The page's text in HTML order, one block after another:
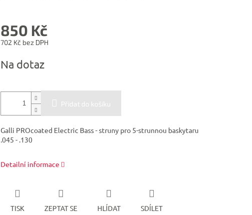
850 Kč
702 Kč bez DPH
cena:
Na dotaz
Přidat do košíku
Galli PROcoated Electric Bass - struny pro 5-strunnou baskytaru
.045 - .130
Detailní informace
TISK ZEPTAT SE HLÍDAT SDÍLET